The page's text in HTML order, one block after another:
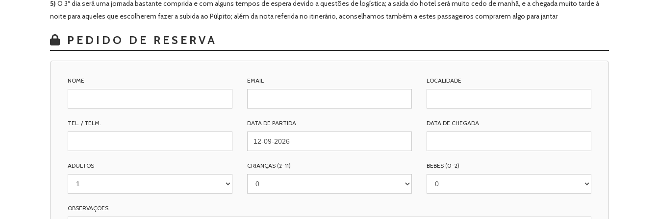
5) O 3º dia será uma jornada bastante comprida e com alguns tempos de espera devido a questões de logística; a saída do hotel será muito cedo de manhã, e a chegada muito tarde à
noite para aqueles que escolherem fazer a subida ao Púlpito; além da nota referida no itinerário, aconselhamos também a estes passageiros comprarem algo para jantar
PEDIDO DE RESERVA
NOME EMAIL LOCALIDADE
TEL. / TELM. DATA DE PARTIDA DATA DE CHEGADA
ADULTOS CRIANÇAS (2-11) BEBÉS (0-2)
OBSERVAÇÕES